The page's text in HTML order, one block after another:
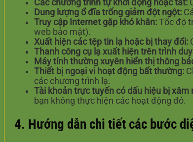
Các chương trình tự khởi động hoặc tắt:
Dung lượng ổ đĩa trống giảm đột ngột:
Truy cập Internet gặp khó khăn: Tốc độ
web bảo mật).
Xuất hiện các tệp tin lạ hoặc bị thay đổi:
Thanh công cụ lạ xuất hiện trên trình
Máy tính thường xuyên hiển thị thông
Thiết bị ngoại vi hoạt động bất thường:
các chương trình lạ.
Tài khoản trực tuyến có dấu hiệu bị xâm
bạn không thực hiện các hoạt động đó.
4. Hướng dẫn chi tiết các bước